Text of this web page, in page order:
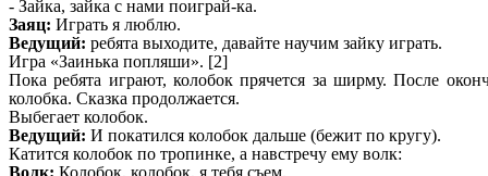
- Зайка, зайка с нами поиграй-ка.
Заяц: Играть я люблю.
Ведущий: ребята выходите, давайте научим зайку играть.
Игра «Заинька попляши». [2]
Пока ребята играют, колобок прячется за ширму. После
колобка. Сказка продолжается.
Выбегает колобок.
Ведущий: И покатился колобок дальше (бежит по кругу).
Катится колобок по тропинке, а навстречу ему волк: